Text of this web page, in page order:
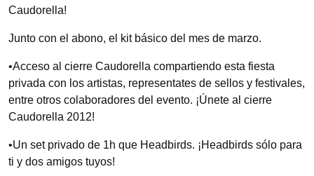
Caudorella!
Junto con el abono, el kit básico del mes de marzo.
•Acceso al cierre Caudorella compartiendo esta fiesta
privada con los artistas, representates de sellos y festivales,
entre otros colaboradores del evento. ¡Únete al cierre
Caudorella 2012!
•Un set privado de 1h que Headbirds. ¡Headbirds sólo para
ti y dos amigos tuyos!